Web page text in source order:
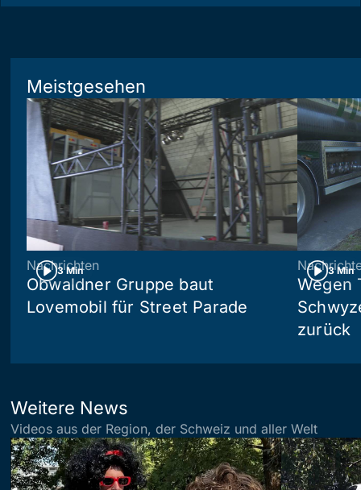
Meistgesehen
3 Min
Nachrichten
Obwaldner Gruppe baut
Lovemobil für Street Parade
3 Min
Wegen
zurück
Weitere News
Videos aus der Region, der Schweiz und aller Welt